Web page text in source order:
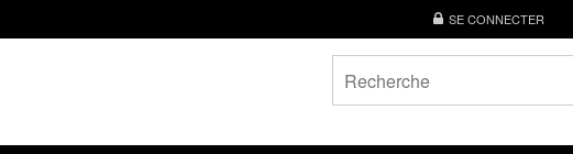
SE CONNECTER